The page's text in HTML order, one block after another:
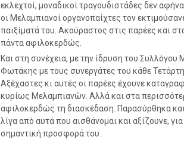
εκλεχτοί, μοναδικοί τραγουδιστάδες δεν
οι Μελαμπιανοί οργανοπαίχτες τον
παιξίματά του. Ακούραστος στις παρέες και
πάντα αφιλοκερδώς.
Και στη συνέχεια, με την ίδρυση του
Φωτάκης με τους συνεργάτες του κάθε
Αξέχαστες κι αυτές οι παρέες έχουνε
κυρίως Μελαμπιανών. Αλλά και στα
αφιλοκερδώς τη διασκέδαση. Παρασύρθηκα
λίγα από αυτά που αισθάνομαι και αξίζουνε,
σημαντική προσφορά του.